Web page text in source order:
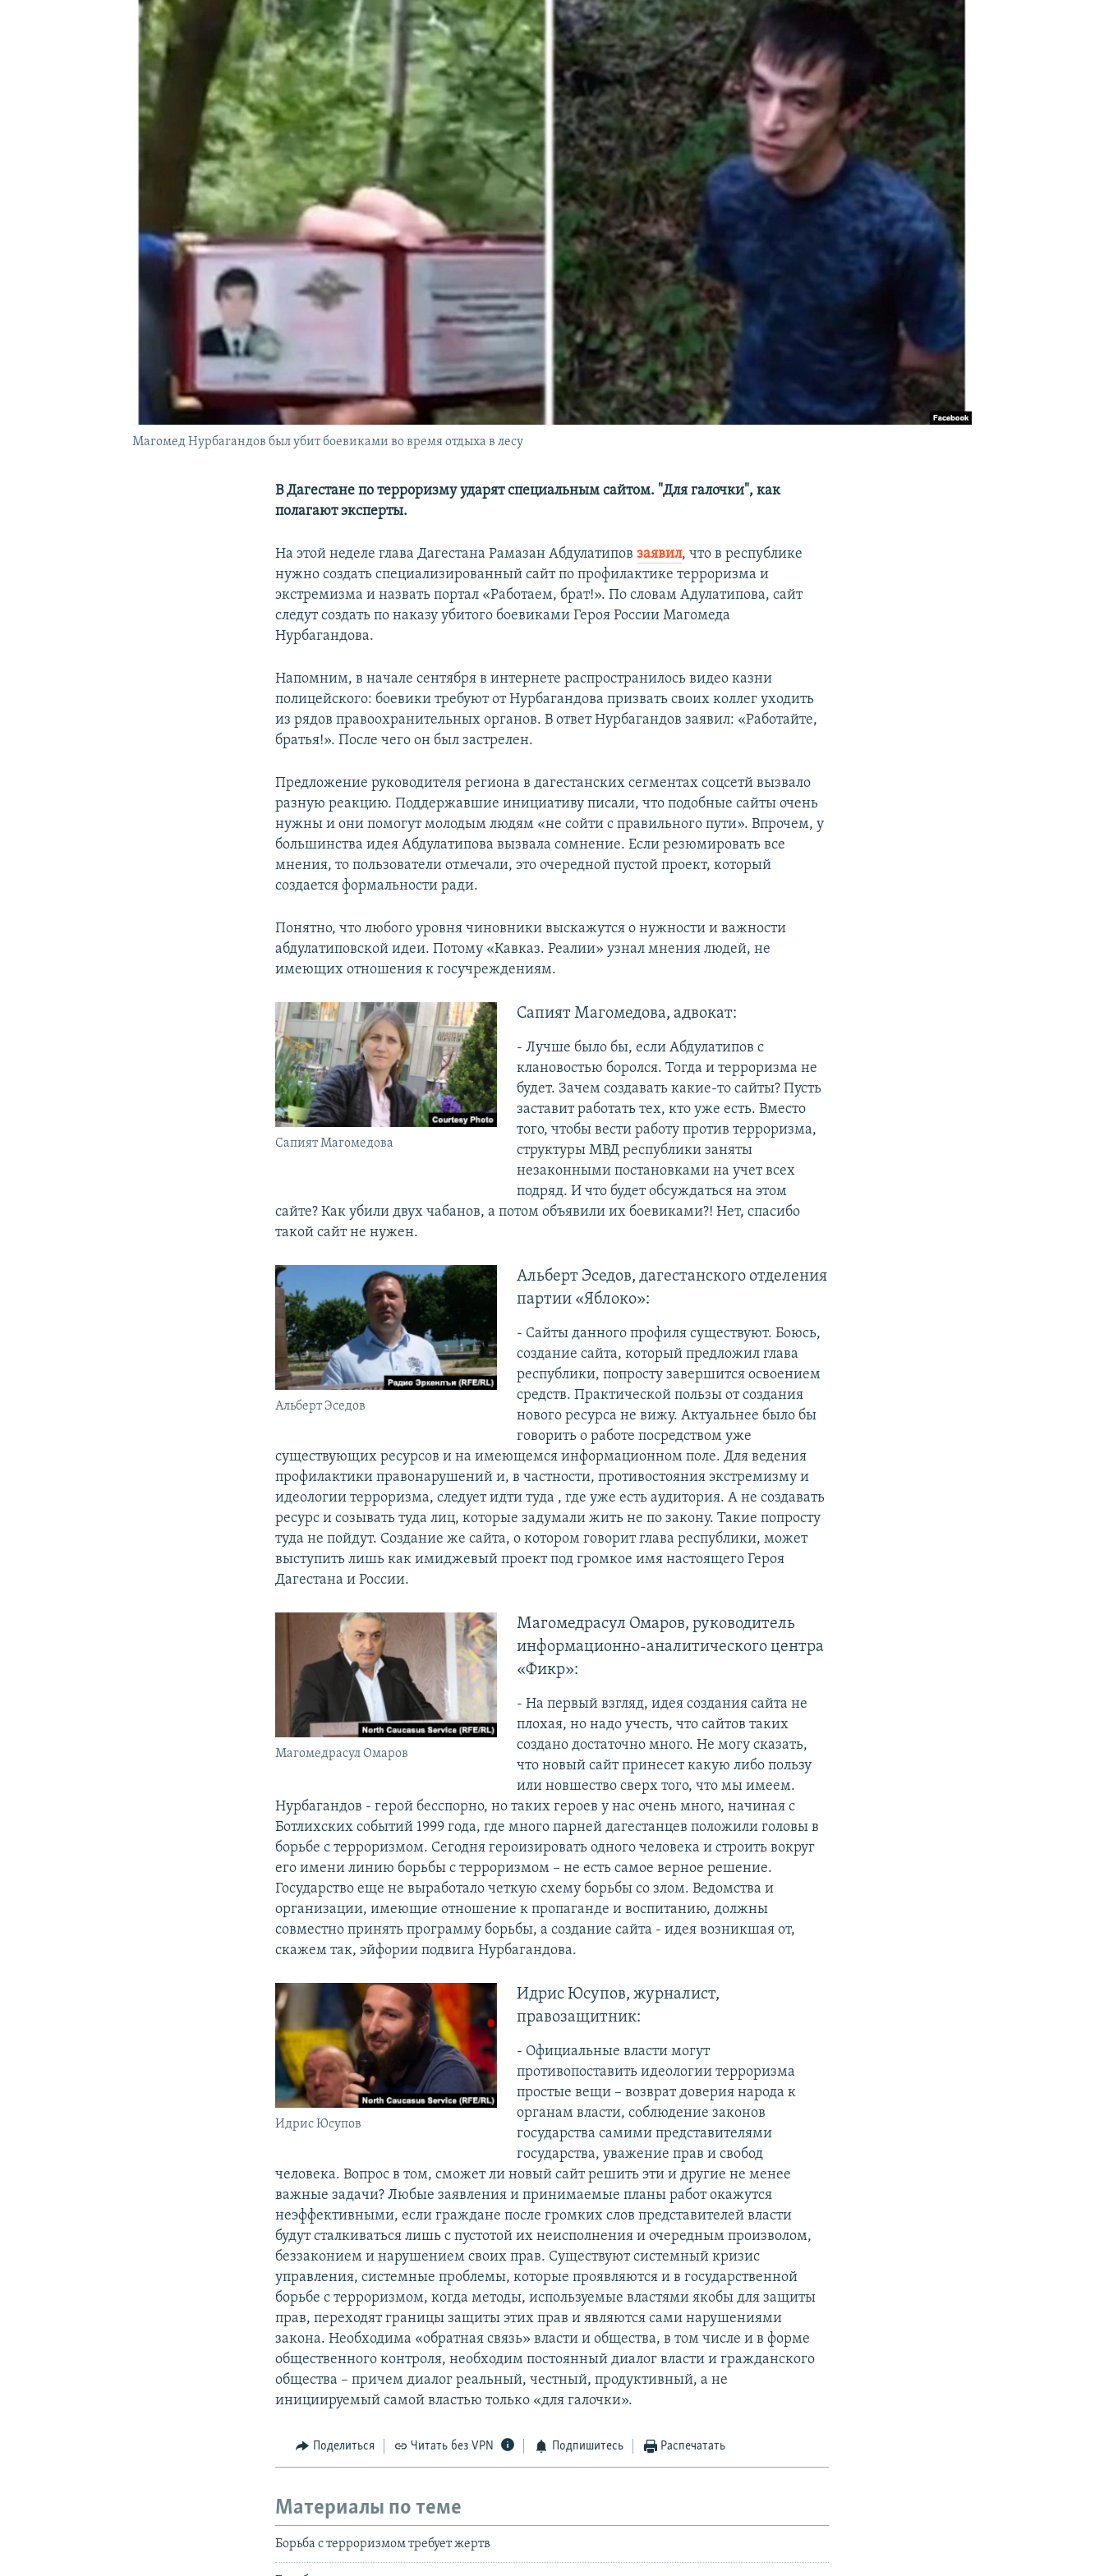
ПОДПИШИТЕСЬ НА РАССЫЛКУ
Магомед Нурбагандов был убит боевиками во время отдыха в лесу
В Дагестане по терроризму ударят специальным сайтом. "Для галочки", как
полагают эксперты.
На этой неделе глава Дагестана Рамазан Абдулатиповзаявил, что в республике
нужно создать специализированный сайт по профилактике терроризма и
экстремизма и назвать портал «Работаем, брат!». По словам Адулатипова, сайт
следут создать по наказу убитого боевиками Героя России Магомеда
Нурбагандова.
Напомним, в начале сентября в интернете распространилось видео казни
полицейского: боевики требуют от Нурбагандова призвать своих коллег уходить
из рядов правоохранительных органов. В ответ Нурбагандов заявил: «Работайте,
братья!». После чего он был застрелен.
Предложение руководителя региона в дагестанских сегментах соцсетй вызвало
разную реакцию. Поддержавшие инициативу писали, что подобные сайты очень
нужны и они помогут молодым людям «не сойти с правильного пути». Впрочем, у
большинства идея Абдулатипова вызвала сомнение. Если резюмировать все
мнения, то пользователи отмечали, это очередной пустой проект, который
создается формальности ради.
Понятно, что любого уровня чиновники выскажутся о нужности и важности
абдулатиповской идеи. Потому «Кавказ. Реалии» узнал мнения людей, не
имеющих отношения к госучреждениям.
Сапият Магомедова
Сапият Магомедова, адвокат:
- Лучше было бы, если Абдулатипов с
клановостью боролся. Тогда и терроризма не
будет. Зачем создавать какие-то сайты? Пусть
заставит работать тех, кто уже есть. Вместо
того, чтобы вести работу против терроризма,
структуры МВД республики заняты
незаконными постановками на учет всех
подряд. И что будет обсуждаться на этом
сайте? Как убили двух чабанов, а потом объявили их боевиками?! Нет, спасибо
такой сайт не нужен.
Альберт Эседов
Альберт Эседов, дагестанского отделения
партии «Яблоко»:
- Сайты данного профиля существуют. Боюсь,
создание сайта, который предложил глава
республики, попросту завершится освоением
средств. Практической пользы от создания
нового ресурса не вижу. Актуальнее было бы
говорить о работе посредством уже
существующих ресурсов и на имеющемся информационном поле. Для ведения
профилактики правонарушений и, в частности, противостояния экстремизму и
идеологии терроризма, следует идти туда , где уже есть аудитория. А не создавать
ресурс и созывать туда лиц, которые задумали жить не по закону. Такие попросту
туда не пойдут. Создание же сайта, о котором говорит глава республики, может
выступить лишь как имиджевый проект под громкое имя настоящего Героя
Дагестана и России.
Магомедрасул Омаров
Магомедрасул Омаров, руководитель
информационно-аналитического центра
«Фикр»:
- На первый взгляд, идея создания сайта не
плохая, но надо учесть, что сайтов таких
создано достаточно много. Не могу сказать,
что новый сайт принесет какую либо пользу
или новшество сверх того, что мы имеем.
Нурбагандов - герой бесспорно, но таких героев у нас очень много, начиная с
Ботлихских событий 1999 года, где много парней дагестанцев положили головы в
борьбе с терроризмом. Сегодня героизировать одного человека и строить вокруг
его имени линию борьбы с терроризмом – не есть самое верное решение.
Государство еще не выработало четкую схему борьбы со злом. Ведомства и
организации, имеющие отношение к пропаганде и воспитанию, должны
совместно принять программу борьбы, а создание сайта - идея возникшая от,
скажем так, эйфории подвига Нурбагандова.
Идрис Юсупов
Идрис Юсупов, журналист,
правозащитник:
- Официальные власти могут
противопоставить идеологии терроризма
простые вещи – возврат доверия народа к
органам власти, соблюдение законов
государства самими представителями
государства, уважение прав и свобод
человека. Вопрос в том, сможет ли новый сайт решить эти и другие не менее
важные задачи? Любые заявления и принимаемые планы работ окажутся
неэффективными, если граждане после громких слов представителей власти
будут сталкиваться лишь с пустотой их неисполнения и очередным произволом,
беззаконием и нарушением своих прав. Существуют системный кризис
управления, системные проблемы, которые проявляются и в государственной
борьбе с терроризмом, когда методы, используемые властями якобы для защиты
прав, переходят границы защиты этих прав и являются сами нарушениями
закона. Необходима «обратная связь» власти и общества, в том числе и в форме
общественного контроля, необходим постоянный диалог власти и гражданского
общества – причем диалог реальный, честный, продуктивный, а не
инициируемый самой властью только «для галочки».
Поделиться Читать без VPN Подпишитесь Распечатать
Материалы по теме
Борьба с терроризмом требует жертв